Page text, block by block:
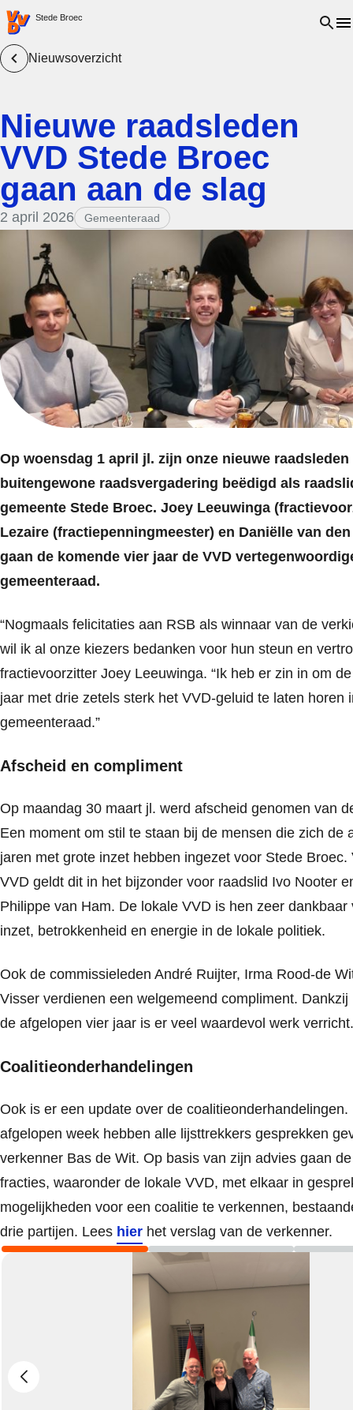
VVD.nl - Ga naar de homepage
Stede Broec Open
Nieuwsoverzicht
Nieuwe raadsleden
VVD Stede Broec
gaan aan de slag
2 april 2026 Gemeenteraad
Op woensdag 1 april jl. zijn onze nieuwe
buitengewone raadsvergadering beëdigd als
gemeente Stede Broec. Joey Leeuwinga
Lezaire (fractiepenningmeester) en Daniëlle van
gaan de komende vier jaar de VVD
gemeenteraad.
“Nogmaals felicitaties aan RSB als winnaar van de
wil ik al onze kiezers bedanken voor hun steun en
fractievoorzitter Joey Leeuwinga. “Ik heb er zin in om
jaar met drie zetels sterk het VVD-geluid te laten horen
gemeenteraad.”
Afscheid en compliment
Op maandag 30 maart jl. werd afscheid genomen van
Een moment om stil te staan bij de mensen die zich de
jaren met grote inzet hebben ingezet voor Stede Broec.
VVD geldt dit in het bijzonder voor raadslid Ivo Nooter
Philippe van Ham. De lokale VVD is hen zeer dankbaar
inzet, betrokkenheid en energie in de lokale politiek.
Ook de commissieleden André Ruijter, Irma Rood-de
Visser verdienen een welgemeend compliment. Dankzij
de afgelopen vier jaar is er veel waardevol werk verricht.
Coalitieonderhandelingen
Ook is er een update over de coalitieonderhandelingen.
afgelopen week hebben alle lijsttrekkers gesprekken
verkenner Bas de Wit. Op basis van zijn advies gaan
fracties, waaronder de lokale VVD, met elkaar in
mogelijkheden voor een coalitie te verkennen,
drie partijen. Lees hier het verslag van de verkenner.